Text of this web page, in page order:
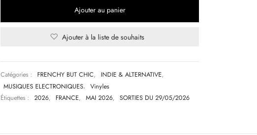
Ajouter au panier
Ajouter à la liste de souhaits
Catégories : FRENCHY BUT CHIC, INDIE & ALTERNATIVE,
MUSIQUES ELECTRONIQUES,
Vinyles
Étiquettes :
2026, FRANCE, MAI 2026, SORTIES DU 29/05/2026